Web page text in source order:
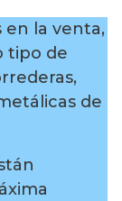
en la venta,
tipo de
de